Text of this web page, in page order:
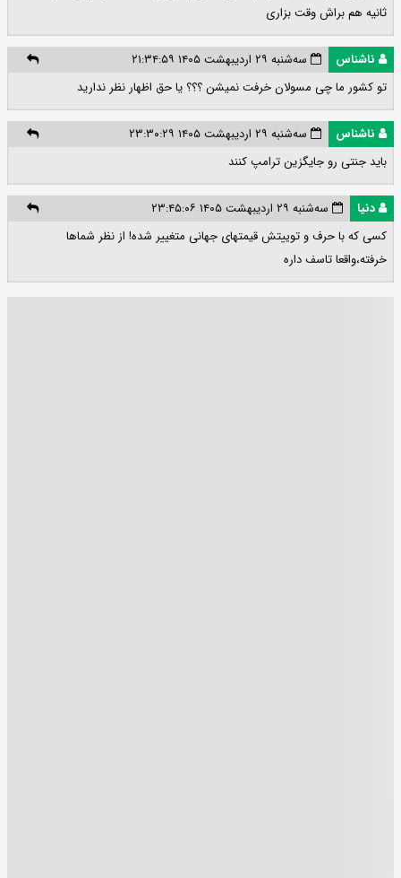
ثانیه هم براش وقت بزاری
ناشناس
سه‌شنبه ۲۹ اردیبهشت ۱۴۰۵ ۲۱:۳۴:۵۹
تو کشور ما چی مسولان خرفت نمیشن ؟؟؟ یا حق اظهار نظر ندارید
ناشناس
سه‌شنبه ۲۹ اردیبهشت ۱۴۰۵ ۲۳:۳۰:۲۹
باید جنتی رو جایگزین ترامپ کنند
دنیا
سه‌شنبه ۲۹ اردیبهشت ۱۴۰۵ ۲۳:۴۵:۰۶
کسی که با حرف و توییتش قیمتهای جهانی متغییر شده! از نظر شماها
خرفته،واقعا تاسف داره